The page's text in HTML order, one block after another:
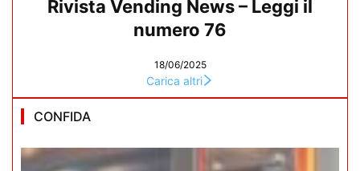
Rivista Vending News – Leggi il
numero 76
18/06/2025
Carica altri
CONFIDA